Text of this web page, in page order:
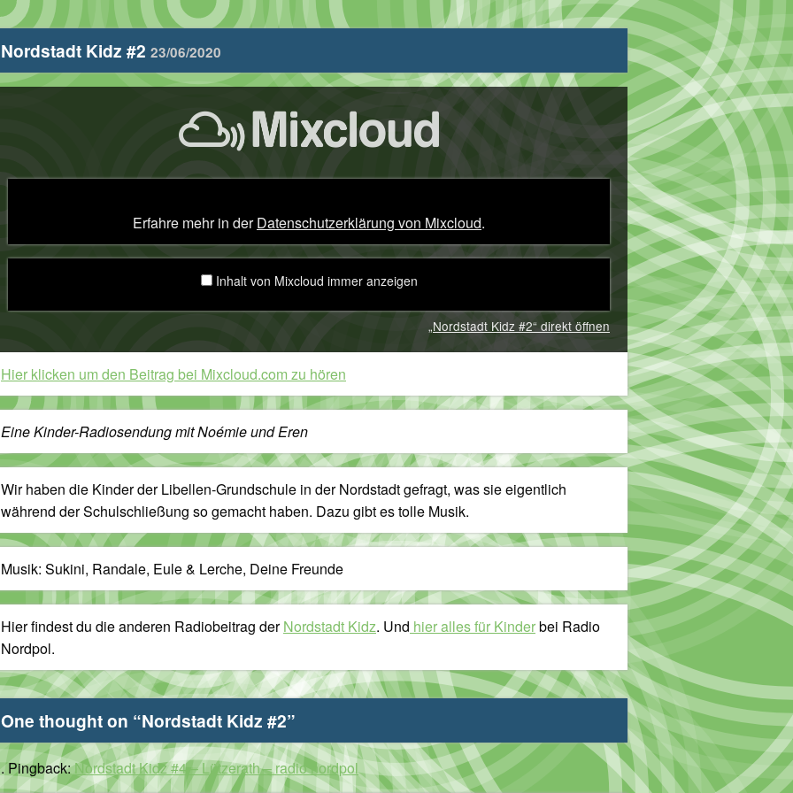
Nordstadt Kidz #2 23/06/2020
Erfahre mehr in derDatenschutzerklärung von Mixcloud.
Inhalt von Mixcloud immer anzeigen
„Nordstadt Kidz #2“ direkt öffnen
Hier klicken um den Beitrag bei Mixcloud.com zu hören
Eine Kinder-Radiosendung mit Noémie und Eren
Wir haben die Kinder der Libellen-Grundschule in der Nordstadt gefragt, was sie eigentlich
während der Schulschließung so gemacht haben. Dazu gibt es tolle Musik.
Musik: Sukini, Randale, Eule & Lerche, Deine Freunde
Hier findest du die anderen Radiobeitrag derNordstadt Kidz. Und hier alles für Kinderbei Radio
Nordpol.
One thought on “Nordstadt Kidz #2”
Pingback:Nordstadt Kidz #4 – Lützerath – radio nordpol